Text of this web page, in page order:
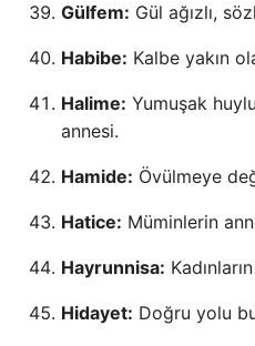
Gülfem: Gül ağızlı,
Habibe: Kalbe yakın
Halime: Yumuşak
annesi.
Hamide: Övülmeye
Hatice: Müminlerin
Hayrunnisa:
Hidayet: Doğru yolu